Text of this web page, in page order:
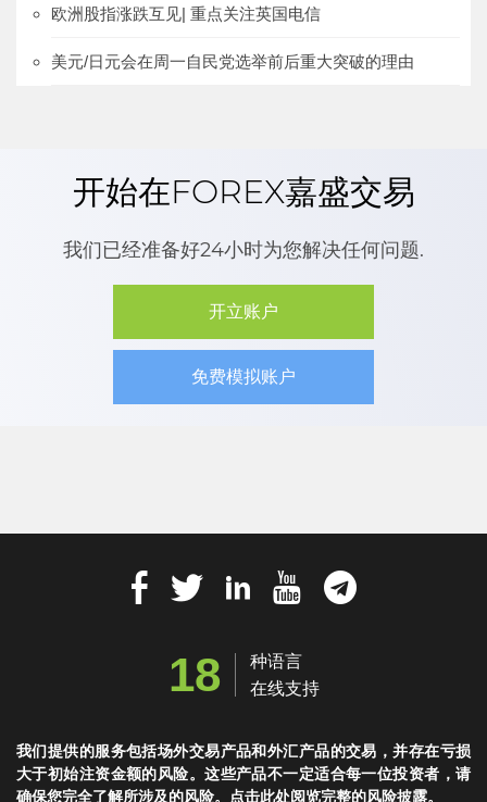
欧洲股指涨跌互见| 重点关注英国电信
美元/日元会在周一自民党选举前后重大突破的理由
开始在FOREX嘉盛交易
我们已经准备好24小时为您解决任何问题.
开立账户
免费模拟账户
18
种语言
在线支持
我们提供的服务包括场外交易产品和外汇产品的交易，并存在亏损
大于初始注资金额的风险。这些产品不一定适合每一位投资者，请
确保您完全了解所涉及的风险。点击此处阅览完整的风险披露。